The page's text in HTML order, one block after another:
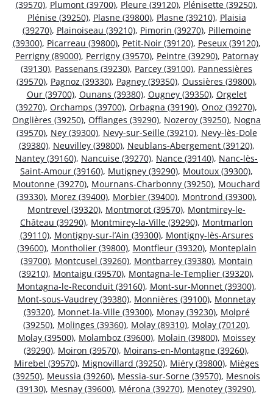
(39570), Plumont (39700), Pleure (39120), Plénisette (39250),
Plénise (39250), Plasne (39800), Plasne (39210), Plaisia
(39270), Plainoiseau (39210), Pimorin (39270), Pillemoine
(39300), Picarreau (39800), Petit-Noir (39120), Peseux (39120),
Perrigny (89000), Perrigny (39570), Peintre (39290), Patornay
(39130), Passenans (39230), Parcey (39100), Pannessières
(39570), Pagnoz (39330), Pagney (39350), Oussières (39800),
Our (39700), Ounans (39380), Ougney (39350), Orgelet
(39270), Orchamps (39700), Orbagna (39190), Onoz (39270),
Onglières (39250), Offlanges (39290), Nozeroy (39250), Nogna
(39570), Ney (39300), Nevy-sur-Seille (39210), Nevy-lès-Dole
(39380), Neuvilley (39800), Neublans-Abergement (39120),
Nantey (39160), Nancuise (39270), Nance (39140), Nanc-lès-
Saint-Amour (39160), Mutigney (39290), Moutoux (39300),
Moutonne (39270), Mournans-Charbonny (39250), Mouchard
(39330), Morez (39400), Morbier (39400), Montrond (39300),
Montrevel (39320), Montmorot (39570), Montmirey-le-
Château (39290), Montmirey-la-Ville (39290), Montmarlon
(39110), Montigny-sur-l’Ain (39300), Montigny-lès-Arsures
(39600), Montholier (39800), Montfleur (39320), Monteplain
(39700), Montcusel (39260), Montbarrey (39380), Montain
(39210), Montaigu (39570), Montagna-le-Templier (39320),
Montagna-le-Reconduit (39160), Mont-sur-Monnet (39300),
Mont-sous-Vaudrey (39380), Monnières (39100), Monnetay
(39320), Monnet-la-Ville (39300), Monay (39230), Molpré
(39250), Molinges (39360), Molay (89310), Molay (70120),
Molay (39500), Molamboz (39600), Molain (39800), Moissey
(39290), Moiron (39570), Moirans-en-Montagne (39260),
Mirebel (39570), Mignovillard (39250), Miéry (39800), Mièges
(39250), Meussia (39260), Messia-sur-Sorne (39570), Mesnois
(39130), Mesnay (39600), Mérona (39270), Menotey (39290),